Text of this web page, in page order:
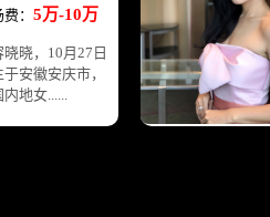
： 5万-10万
晓晓，10月27日
于安徽安庆市，
内地女......